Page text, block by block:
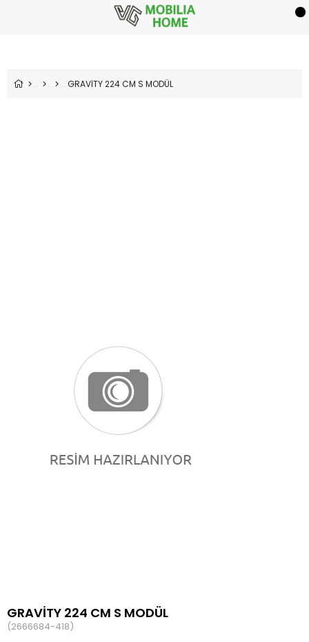
GRAVİTY 224 CM S MODÜL
GRAVİTY 224 CM S MODÜL
(2666684-418)